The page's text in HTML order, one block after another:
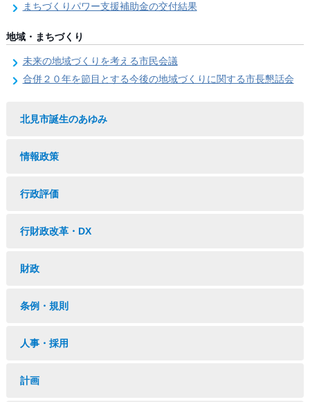
まちづくりパワー支援補助金の交付結果
地域・まちづくり
未来の地域づくりを考える市民会議
合併２０年を節目とする今後の地域づくりに関する市長懇話会
北見市誕生のあゆみ
情報政策
行政評価
行財政改革・DX
財政
条例・規則
人事・採用
計画